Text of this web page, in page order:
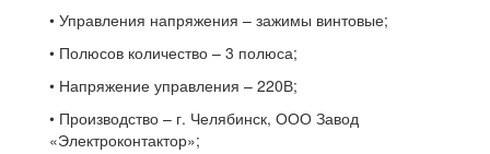
• Управления напряжения – зажимы винтовые;
• Полюсов количество – 3 полюса;
• Напряжение управления – 220В;
• Производство – г. Челябинск, ООО Завод
«Электроконтактор»;